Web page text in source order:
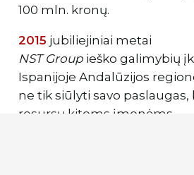
100 mln. kronų.
2015jubiliejiniai metai
NST Groupieško galimybių
Ispanijoje Andalūzijos
ne tik siūlyti savo paslaugas,
resursų kitoms įmonėms.